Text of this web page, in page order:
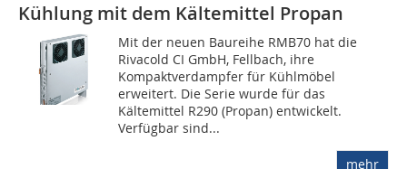
Kühlung mit dem Kältemittel Propan
Mit der neuen Baureihe RMB70 hat die
Rivacold CI GmbH, Fellbach, ihre
Kompaktverdampfer für Kühlmöbel
erweitert. Die Serie wurde für das
Kältemittel R290 (Propan) entwickelt.
Verfügbar sind...
mehr